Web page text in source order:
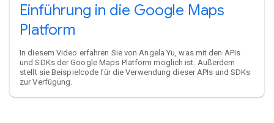
Einführung in die Google Maps
Platform
In diesem Video erfahren Sie von Angela Yu, was mit den APIs
und SDKs der Google Maps Platform möglich ist. Außerdem
stellt sie Beispielcode für die Verwendung dieser APIs und SDKs
zur Verfügung.